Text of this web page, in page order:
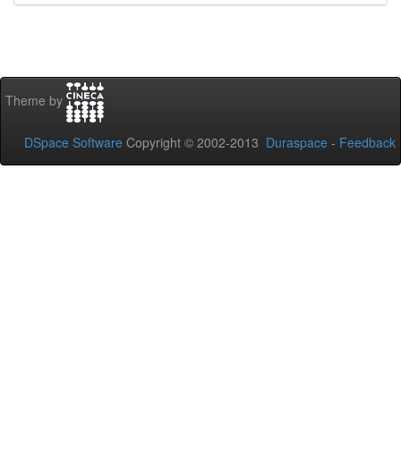
Theme by
DSpace Software Copyright © 2002-2013 Duraspace - Feedback